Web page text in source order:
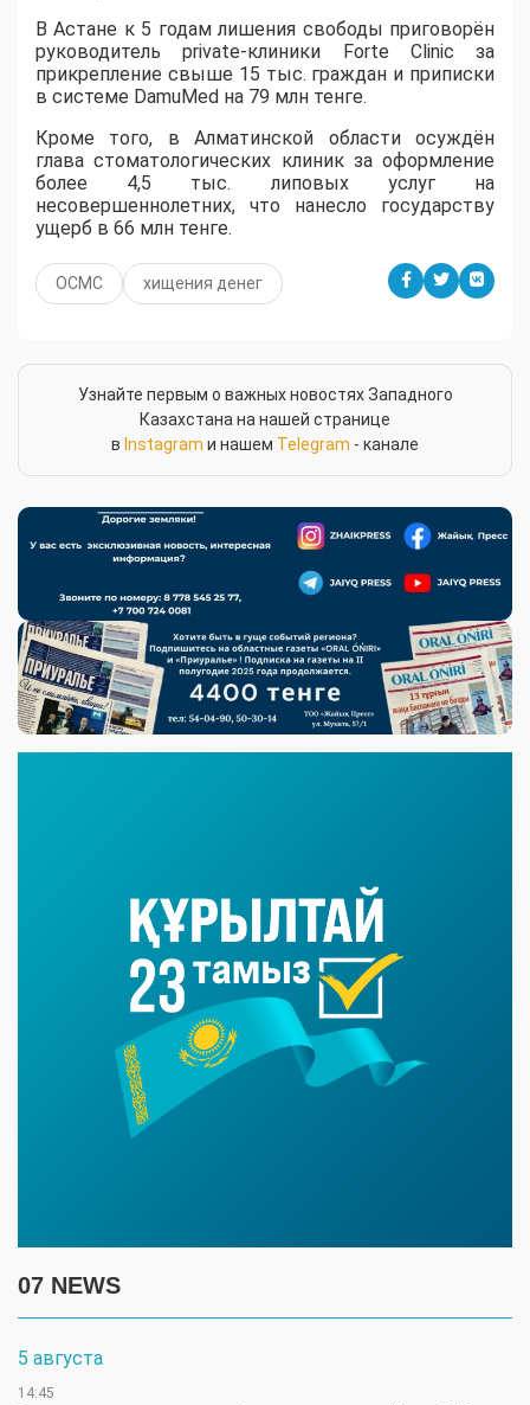
В Астане к 5 годам лишения свободы приговорён
руководитель private-клиники Forte Clinic за
прикрепление свыше 15 тыс. граждан и приписки
в системе DamuMed на 79 млн тенге.
Кроме того, в Алматинской области осуждён
глава стоматологических клиник за оформление
более 4,5 тыс. липовых услуг на
несовершеннолетних, что нанесло государству
ущерб в 66 млн тенге.
ОСМС хищения денег
Узнайте первым о важных новостях Западного
Казахстана на нашей странице
в Instagram и нашем Telegram - канале
07 NEWS
5 августа
14:45